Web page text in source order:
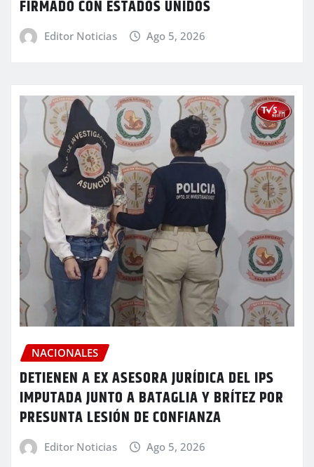
FIRMADO CON ESTADOS UNIDOS
Editor Noticias Ago 5, 2026
NACIONALES
DETIENEN A EX ASESORA JURÍDICA DEL IPS
IMPUTADA JUNTO A BATAGLIA Y BRÍTEZ POR
PRESUNTA LESIÓN DE CONFIANZA
Editor Noticias Ago 5, 2026